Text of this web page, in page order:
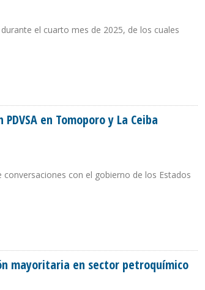
el cuarto mes de 2025, de los cuales
en Tomoporo y La Ceiba
con el gobierno de los Estados
mayoritaria en sector petroquímico